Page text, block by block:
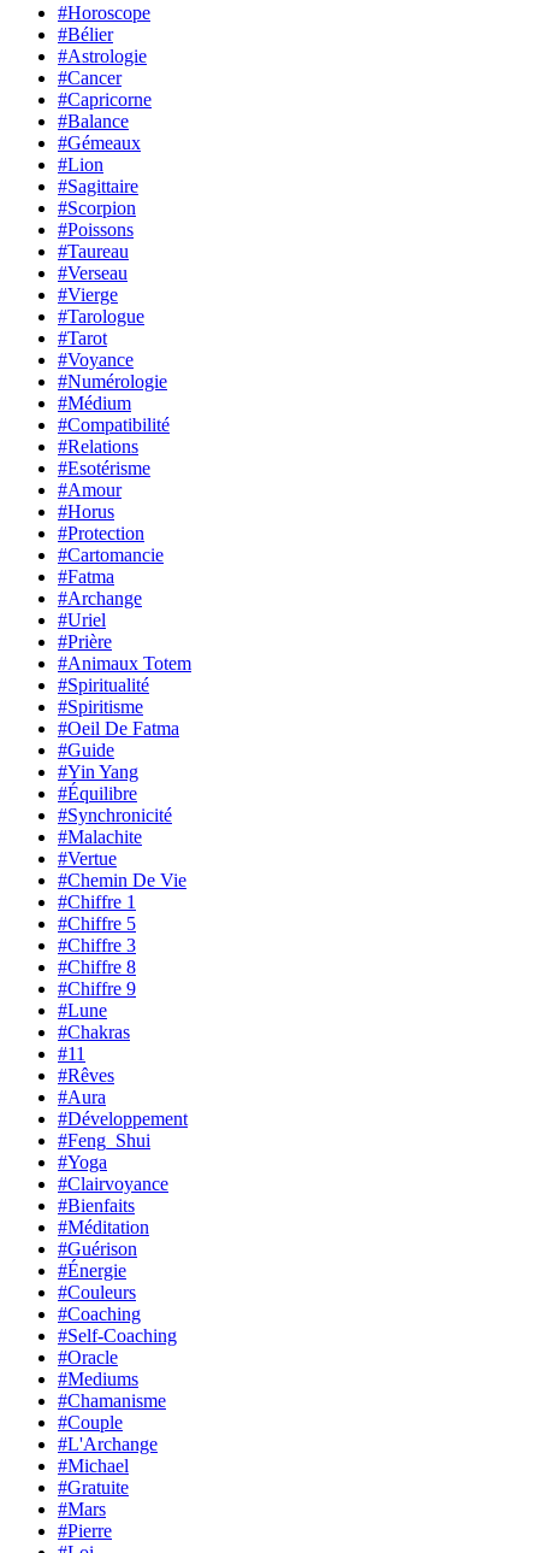
#Horoscope
#Bélier
#Astrologie
#Cancer
#Capricorne
#Balance
#Gémeaux
#Lion
#Sagittaire
#Scorpion
#Poissons
#Taureau
#Verseau
#Vierge
#Tarologue
#Tarot
#Voyance
#Numérologie
#Médium
#Compatibilité
#Relations
#Esotérisme
#Amour
#Horus
#Protection
#Cartomancie
#Fatma
#Archange
#Uriel
#Prière
#Animaux Totem
#Spiritualité
#Spiritisme
#Oeil De Fatma
#Guide
#Yin Yang
#Équilibre
#Synchronicité
#Malachite
#Vertue
#Chemin De Vie
#Chiffre 1
#Chiffre 5
#Chiffre 3
#Chiffre 8
#Chiffre 9
#Lune
#Chakras
#11
#Rêves
#Aura
#Développement
#Feng_Shui
#Yoga
#Clairvoyance
#Bienfaits
#Méditation
#Guérison
#Énergie
#Couleurs
#Coaching
#Self-Coaching
#Oracle
#Mediums
#Chamanisme
#Couple
#L'Archange
#Michael
#Gratuite
#Mars
#Pierre